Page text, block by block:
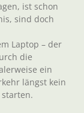
ist schon
sind doch
Laptop – der
die
ein
längst kein